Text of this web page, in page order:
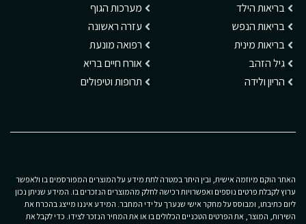
בריאות הילד
בריאות הנפש
בריאות מינית
גיל הזהב
הריון ולידה
מערכות הגוף
עזרה ראשונה
רפואה מונעת
אורח חיים בריא
תרופות וטיפולים
האתר הוקם מיוזמה אישית, ובין היתר במטרה לתת מידע על המוצרים המפורסמים בו ולאפשר
ערוץ לקבלת פרטים נוספים ואפשרויות רכישה לחלק מהמוצרים הנזכרים בו. המידע שניתן נכון
ליום כתיבתו, ומבוסס על מחקר אישי שנערך על ידי המחבר. המידע איננו מייצג בהכרח את
השירות, המוצר, את הפרטים הטכניים הכלולים בו או את המחיר הנזכר לצידו. כדי לקבל את